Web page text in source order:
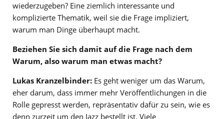
wiederzugeben? Eine ziemlich interessante und
komplizierte Thematik, weil sie die Frage impliziert,
warum man Dinge überhaupt macht.
Beziehen Sie sich damit auf die Frage nach dem
Warum, also warum man etwas macht?
Lukas Kranzelbinder: Es geht weniger um das Warum,
eher darum, dass immer mehr Veröffentlichungen in die
Rolle gepresst werden, repräsentativ dafür zu sein, wie es
denn zurzeit um den Jazz bestellt ist. Viele